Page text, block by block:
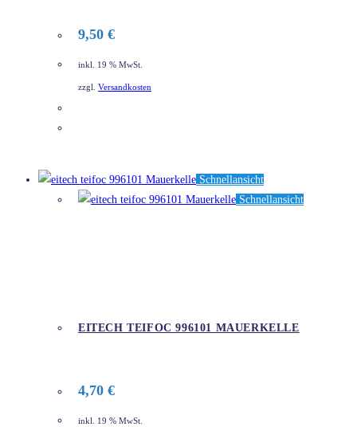
9,50 €
inkl. 19 % MwSt.
zzgl. Versandkosten
Schnellansicht
Schnellansicht
EITECH TEIFOC 996101 MAUERKELLE
4,70 €
inkl. 19 % MwSt.